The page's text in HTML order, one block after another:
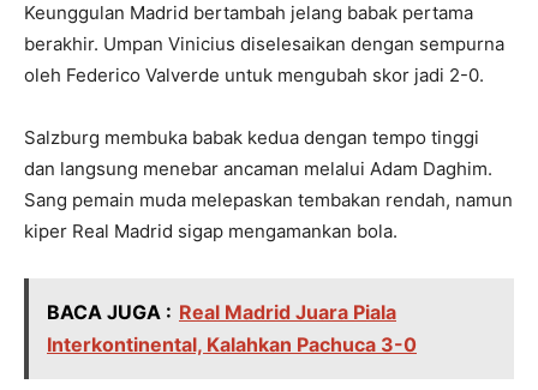
Keunggulan Madrid bertambah jelang babak pertama
berakhir. Umpan Vinicius diselesaikan dengan sempurna
oleh Federico Valverde untuk mengubah skor jadi 2-0.
Salzburg membuka babak kedua dengan tempo tinggi
dan langsung menebar ancaman melalui Adam Daghim.
Sang pemain muda melepaskan tembakan rendah, namun
kiper Real Madrid sigap mengamankan bola.
BACA JUGA : Real Madrid Juara Piala
Interkontinental, Kalahkan Pachuca 3-0